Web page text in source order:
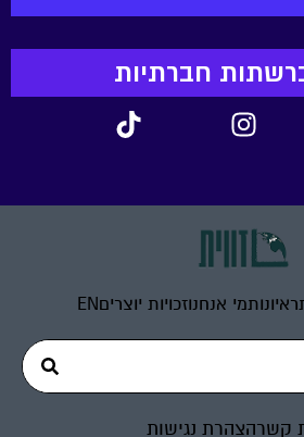
חברתיות
ראיונותמי אנחנוזכויות יוצריםEN
קשרהצהרת נגישות